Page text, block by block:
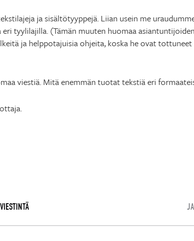
ja sisältötyyppejä. Liian usein me
tyylilajilla. (Tämän muuten huomaa
ja helppotajuisia ohjeita, koska he ovat
viestiä. Mitä enemmän tuotat tekstiä eri
VIESTINTÄ